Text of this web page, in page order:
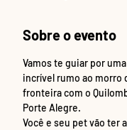
Sobre o evento
Vamos te guiar por
incrível rumo ao morro
fronteira com o
Porte Alegre.
Você e seu pet vão ter